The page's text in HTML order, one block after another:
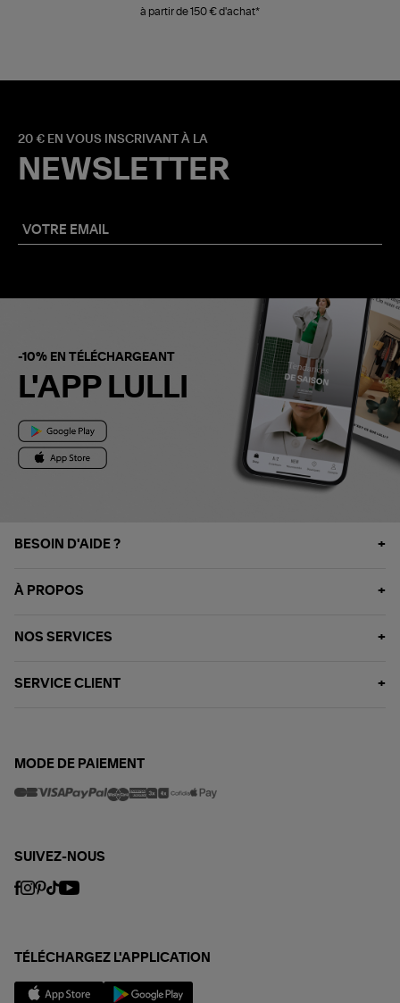
à partir de 150 € d'achat*
20 € EN VOUS INSCRIVANT À LA
NEWSLETTER
-10% EN TÉLÉCHARGEANT
L'APP LULLI
BESOIN D'AIDE ?
À PROPOS
NOS SERVICES
SERVICE CLIENT
MODE DE PAIEMENT
SUIVEZ-NOUS
TÉLÉCHARGEZ L'APPLICATION